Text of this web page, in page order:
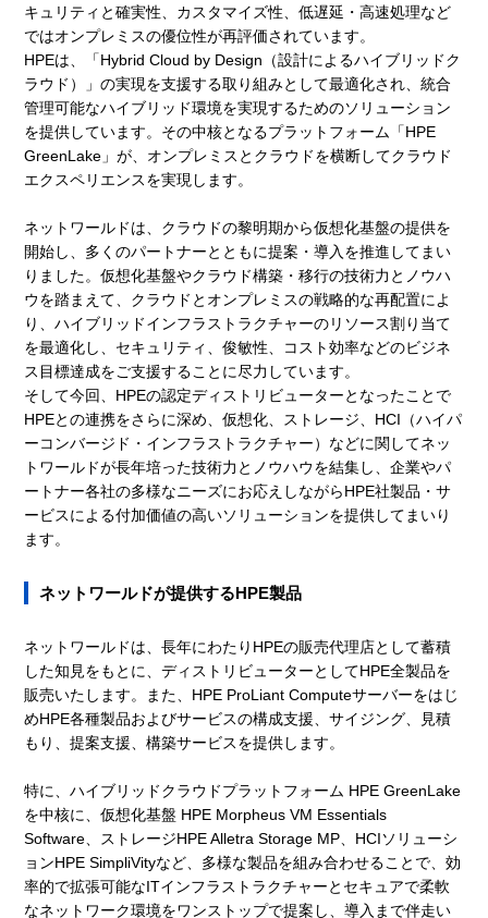
キュリティと確実性、カスタマイズ性、低遅延・高速処理など
ではオンプレミスの優位性が再評価されています。
HPEは、「Hybrid Cloud by Design（設計によるハイブリッドク
ラウド）」の実現を支援する取り組みとして最適化され、統合
管理可能なハイブリッド環境を実現するためのソリューション
を提供しています。その中核となるプラットフォーム「HPE
GreenLake」が、オンプレミスとクラウドを横断してクラウド
エクスペリエンスを実現します。
ネットワールドは、クラウドの黎明期から仮想化基盤の提供を
開始し、多くのパートナーとともに提案・導入を推進してまい
りました。仮想化基盤やクラウド構築・移行の技術力とノウハ
ウを踏まえて、クラウドとオンプレミスの戦略的な再配置によ
り、ハイブリッドインフラストラクチャーのリソース割り当て
を最適化し、セキュリティ、俊敏性、コスト効率などのビジネ
ス目標達成をご支援することに尽力しています。
そして今回、HPEの認定ディストリビューターとなったことで
HPEとの連携をさらに深め、仮想化、ストレージ、HCI（ハイパ
ーコンバージド・インフラストラクチャー）などに関してネッ
トワールドが長年培った技術力とノウハウを結集し、企業やパ
ートナー各社の多様なニーズにお応えしながらHPE社製品・サ
ービスによる付加価値の高いソリューションを提供してまいり
ます。
ネットワールドが提供するHPE製品
ネットワールドは、長年にわたりHPEの販売代理店として蓄積
した知見をもとに、ディストリビューターとしてHPE全製品を
販売いたします。また、HPE ProLiant Computeサーバーをはじ
めHPE各種製品およびサービスの構成支援、サイジング、見積
もり、提案支援、構築サービスを提供します。
特に、ハイブリッドクラウドプラットフォーム HPE GreenLake
を中核に、仮想化基盤 HPE Morpheus VM Essentials
Software、ストレージHPE Alletra Storage MP、HCIソリューシ
ョンHPE SimpliVityなど、多様な製品を組み合わせることで、効
率的で拡張可能なITインフラストラクチャーとセキュアで柔軟
なネットワーク環境をワンストップで提案し、導入まで伴走い